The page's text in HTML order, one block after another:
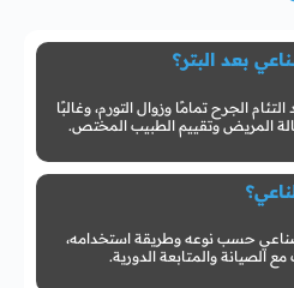
بعد البتر؟
الجرح تمامًا وزوال التورم، وغالبًا
المريض وتقييم الطبيب المختص.
حسب نوعه وطريقة استخدامه،